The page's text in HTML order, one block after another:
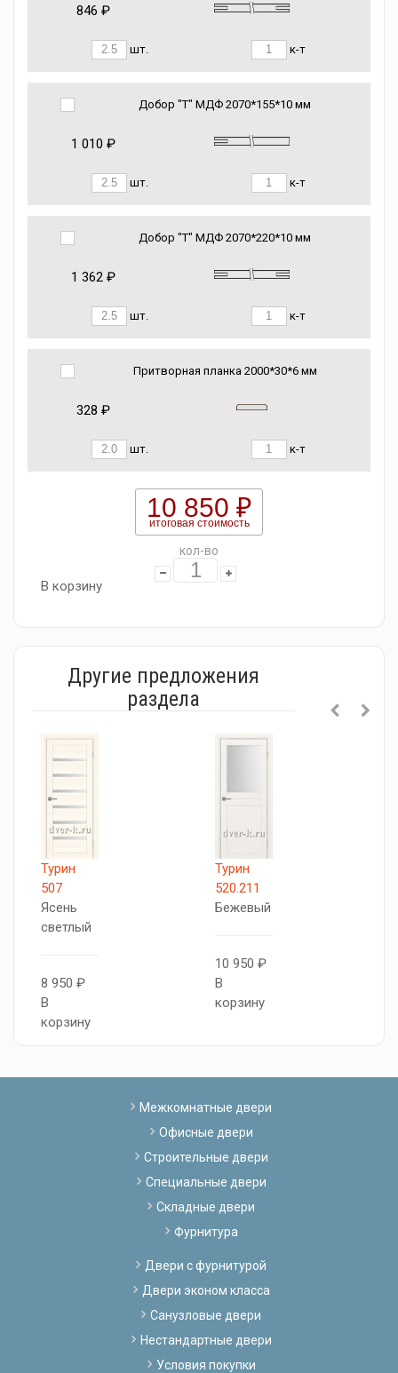
846 ₽
шт. к-т
Добор "Т" МДФ 2070*155*10 мм
1 010 ₽
шт. к-т
Добор "Т" МДФ 2070*220*10 мм
1 362 ₽
шт. к-т
Притворная планка 2000*30*6 мм
328 ₽
шт. к-т
10 850 ₽
итоговая стоимость
кол-во
В корзину
Другие предложения
раздела
Турин
507
Ясень
светлый
8 950 ₽
В
корзину
Турин
520.211
Бежевый
10 950 ₽
В
корзину
Межкомнатные двери
Офисные двери
Строительные двери
Специальные двери
Складные двери
Фурнитура
Двери с фурнитурой
Двери эконом класса
Санузловые двери
Нестандартные двери
Условия покупки